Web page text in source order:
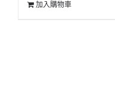
加入購物車